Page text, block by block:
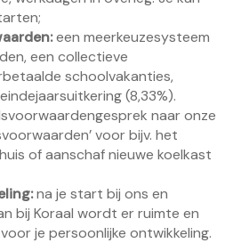
een meerkeuzesysteem
een collectieve
schoolvakanties,
(8,33%).
naar onze
voor bijv. het
of aanschaf nieuwe koelkast
na je start bij ons en
bij Koraal wordt er ruimte en
je persoonlijke ontwikkeling.